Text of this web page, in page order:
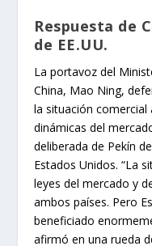
Respuesta de
de EE.UU.
La portavoz del
China, Mao Ning,
la situación comercial
dinámicas del
deliberada de Pekín
Estados Unidos. “La
leyes del mercado y
ambos países. Pero
beneficiado
afirmó en una rueda